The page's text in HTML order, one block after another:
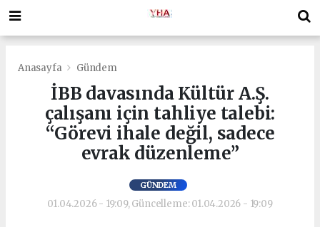
Anasayfa Gündem
İBB davasında Kültür A.Ş.
çalışanı için tahliye talebi:
“Görevi ihale değil, sadece
evrak düzenleme”
GÜNDEM
01.04.2026 - 19:09, Güncelleme: 01.04.2026 - 19:09